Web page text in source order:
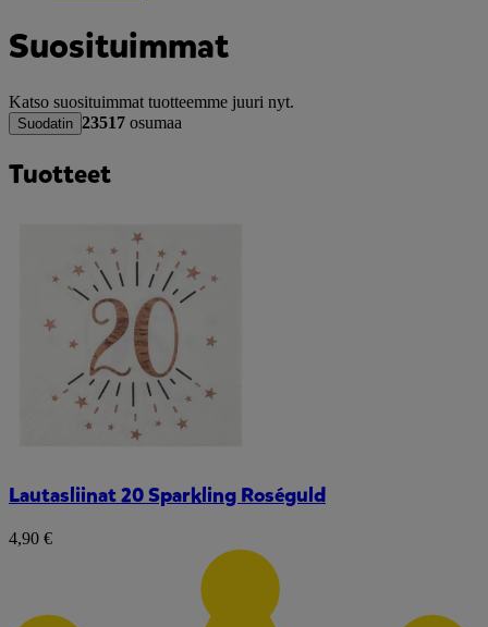
Suosituimmat
Katso suosituimmat tuotteemme juuri nyt.
Suodatin 23517 osumaa
Tuotteet
Lautasliinat 20 Sparkling Roséguld
4,90 €